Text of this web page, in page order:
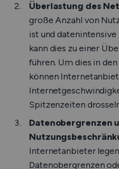
Überlastung des
große Anzahl von
ist und
kann dies zu einer
führen. Um dies in
können
Spitzenzeiten
Datenobergrenzen
Internetanbieter
Datenobergrenzen